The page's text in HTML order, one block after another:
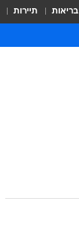
בריאות תיירות